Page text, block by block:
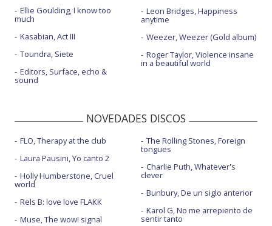
Ellie Goulding, I know too
much
Kasabian, Act III
Toundra, Siete
Editors, Surface, echo &
sound
Leon Bridges, Happiness
anytime
Weezer, Weezer (Gold album)
Roger Taylor, Violence insane
in a beautiful world
NOVEDADES DISCOS
FLO, Therapy at the club
Laura Pausini, Yo canto 2
Holly Humberstone, Cruel
world
Rels B: love love FLAKK
Muse, The wow! signal
The Rolling Stones, Foreign
tongues
Charlie Puth, Whatever's
clever
Bunbury, De un siglo anterior
Karol G, No me arrepiento de
sentir tanto